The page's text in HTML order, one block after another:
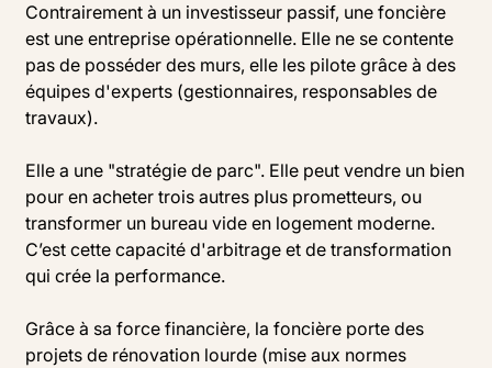
Contrairement à un investisseur passif, une foncière
est une entreprise opérationnelle. Elle ne se contente
pas de posséder des murs, elle les pilote grâce à des
équipes d'experts (gestionnaires, responsables de
travaux).
Elle a une "stratégie de parc". Elle peut vendre un bien
pour en acheter trois autres plus prometteurs, ou
transformer un bureau vide en logement moderne.
C’est cette capacité d'arbitrage et de transformation
qui crée la performance.
Grâce à sa force financière, la foncière porte des
projets de rénovation lourde (mise aux normes